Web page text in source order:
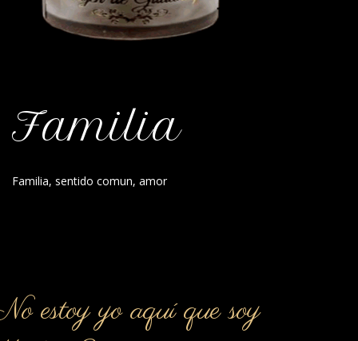
Familia
Familia, sentido comun, amor
estoy yo aquí que soy